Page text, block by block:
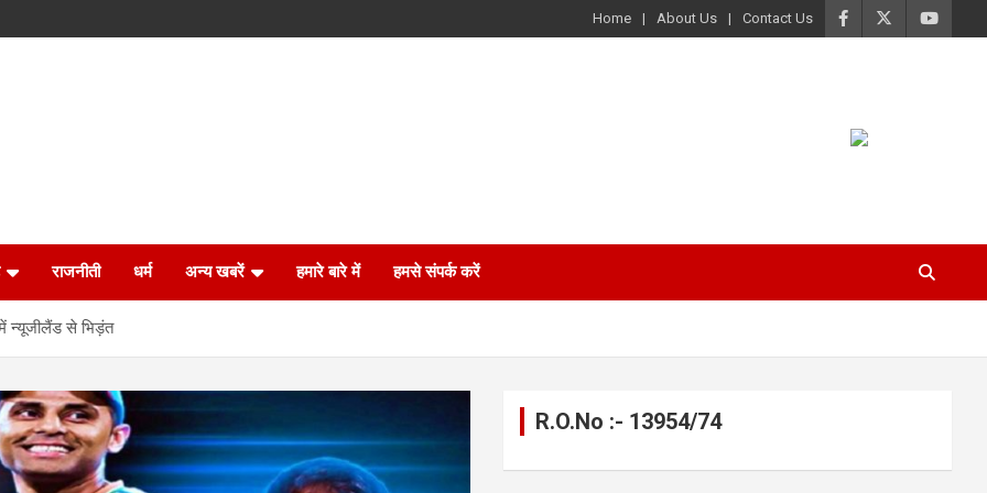
Home About Us Contact Us
राजनीती धर्म अन्य खबरें हमारे बारे में हमसे संपर्क करें
न्यूजीलैंड से भिड़ंत
R.O.No :- 13954/74